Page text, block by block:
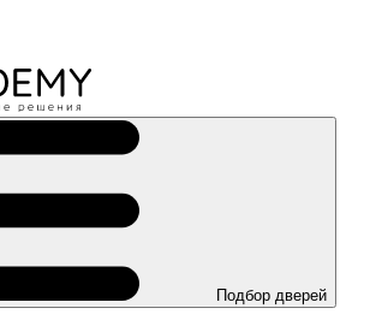
Подбор дверей